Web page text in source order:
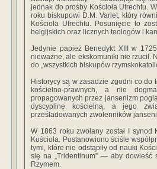
jed­nak do prośby Kościoła Utrechtu.
roku bis­kupowi D.M. Varlet, który
Kościoła Utrechtu. Posunięcie to
belgijskich oraz licz­nych teologów i
Jedynie papież Benedykt XIII w
nieważne, ale ekskomuniki nie rzucił.
do „wszystkich bis­kupów
Historycy są w zasadzie zgodni co do
kościelno-prawnych, a nie
propagowanych przez jansenizm
dyscyplinę kościelną, a jego
prześladowanych zwolenników
W 1863 roku zwołany został I
Kościoła. Postanowiono ściśle
tymi, które nie odstąpiły od nauki
się na „Tridentinum” — aby
Rzymem.